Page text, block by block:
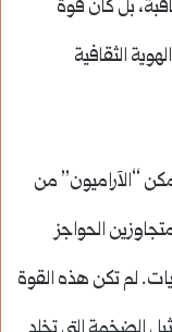
بل كان قوة
الثقافية
“الآراميون” من
الحواجز
لم تكن هذه القوة